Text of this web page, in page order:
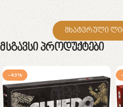
მხატვრული
Მსგავსი Პროდუქტები
-43%